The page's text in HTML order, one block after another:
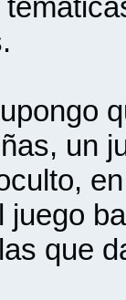
un
juego
que